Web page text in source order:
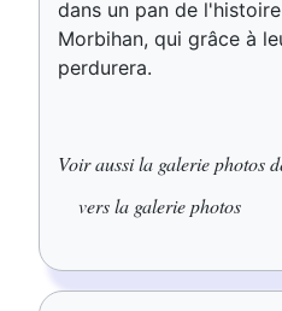
dans un pan de
Morbihan, qui grâce à
perdurera.
Voir aussi la galerie photos
vers la galerie photos